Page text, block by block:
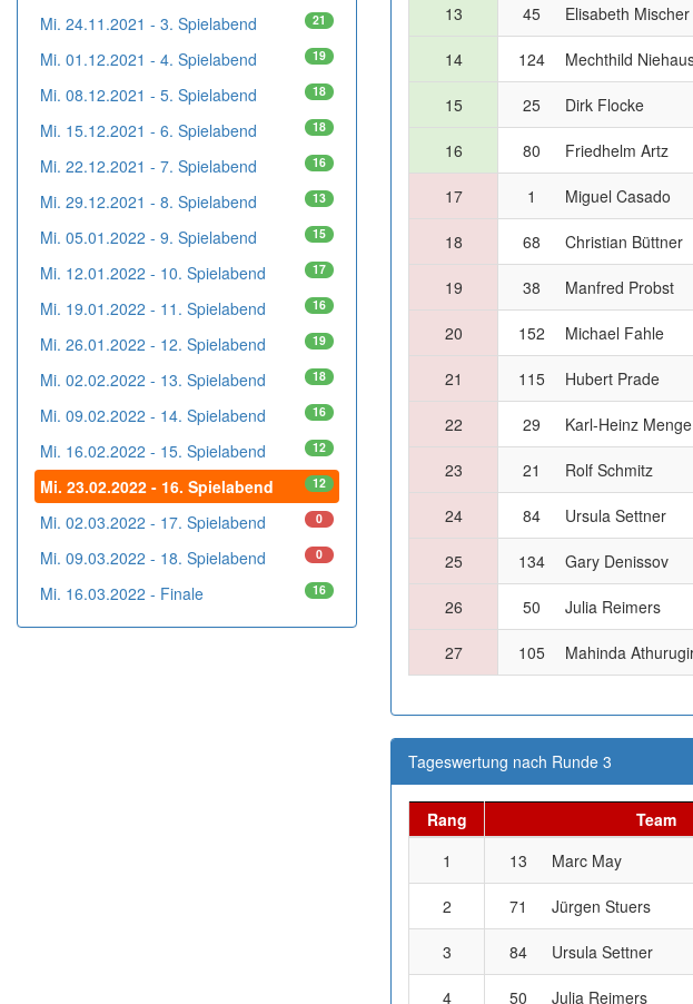
13 45 Elisabeth Mischer
14 124 Mechthild
15 25 Dirk Flocke
16 80 Friedhelm Artz
17 1 Miguel Casado
18 68 Christian Büttner
19 38 Manfred Probst
20 152 Michael Fahle
21 115 Hubert Prade
22 29 Karl-Heinz Menge
23 21 Rolf Schmitz
24 84 Ursula Settner
25 134 Gary Denissov
26 50 Julia Reimers
27 105 Mahinda
Tageswertung nach Runde 3
Rang Team
1
13 Marc May
2 71 Jürgen Stuers
3 84 Ursula Settner
4 50 Julia Reimers
21
Mi. 24.11.2021 - 3. Spielabend
19
Mi. 01.12.2021 - 4. Spielabend
18
Mi. 08.12.2021 - 5. Spielabend
18
Mi. 15.12.2021 - 6. Spielabend
16
Mi. 22.12.2021 - 7. Spielabend
13
Mi. 29.12.2021 - 8. Spielabend
15
Mi. 05.01.2022 - 9. Spielabend
17
Mi. 12.01.2022 - 10. Spielabend
16
Mi. 19.01.2022 - 11. Spielabend
19
Mi. 26.01.2022 - 12. Spielabend
18
Mi. 02.02.2022 - 13. Spielabend
16
Mi. 09.02.2022 - 14. Spielabend
12
Mi. 16.02.2022 - 15. Spielabend
12
Mi. 23.02.2022 - 16. Spielabend
0
Mi. 02.03.2022 - 17. Spielabend
0
Mi. 09.03.2022 - 18. Spielabend
16
Mi. 16.03.2022 - Finale